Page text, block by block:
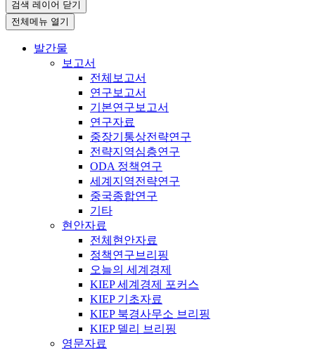
검색 레이어 닫기
전체메뉴 열기
발간물
보고서
전체보고서
연구보고서
기본연구보고서
연구자료
중장기통상전략연구
전략지역심층연구
ODA 정책연구
세계지역전략연구
중국종합연구
기타
현안자료
전체현안자료
정책연구브리핑
오늘의 세계경제
KIEP 세계경제 포커스
KIEP 기초자료
KIEP 북경사무소 브리핑
KIEP 델리 브리핑
영문자료